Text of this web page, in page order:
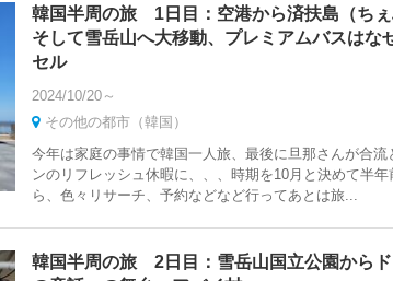
韓国半周の旅 1日目：空港から済扶島（ちぇ
そして雪岳山へ大移動、プレミアムバスはな
セル
2024/10/20～
その他の都市（韓国）
今年は家庭の事情で韓国一人旅、最後に旦那さんが合流
ンのリフレッシュ休暇に、、、時期を10月と決めて半
ら、色々リサーチ、予約などなど行ってあとは旅...
韓国半周の旅 2日目：雪岳山国立公園から